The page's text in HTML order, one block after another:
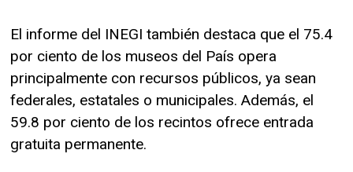
El informe del INEGI también destaca que el 75.4
por ciento de los museos del País opera
principalmente con recursos públicos, ya sean
federales, estatales o municipales. Además, el
59.8 por ciento de los recintos ofrece entrada
gratuita permanente.